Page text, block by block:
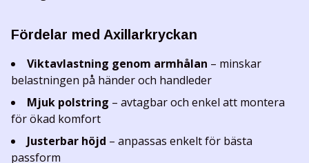
Fördelar med Axillarkryckan
Viktavlastning genom armhålan – minskar
belastningen på händer och handleder
Mjuk polstring – avtagbar och enkel att montera
för ökad komfort
Justerbar höjd – anpassas enkelt för bästa
passform